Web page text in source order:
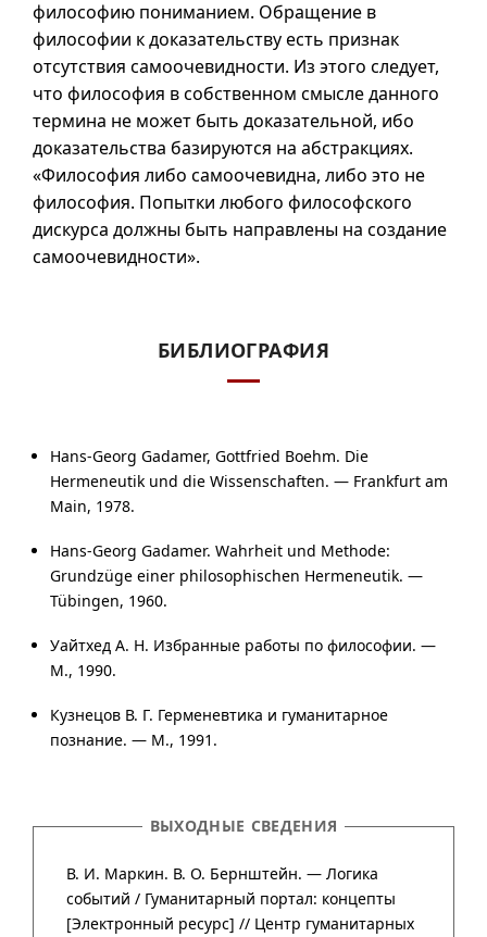
философию пониманием. Обращение в
философии к доказательству есть признак
отсутствия самоочевидности. Из этого следует,
что философия в собственном смысле данного
термина не может быть доказательной, ибо
доказательства базируются на абстракциях.
«Философия либо самоочевидна, либо это не
философия. Попытки любого философского
дискурса должны быть направлены на создание
самоочевидности».
БИБЛИОГРАФИЯ
Hans-Georg Gadamer, Gottfried Boehm. Die
Hermeneutik und die Wissenschaften. — Frankfurt am
Main, 1978.
Hans-Georg Gadamer. Wahrheit und Methode:
Grundzüge einer philosophischen Hermeneutik. —
Tübingen, 1960.
Уайтхед А. Н. Избранные работы по философии. —
М., 1990.
Кузнецов В. Г. Герменевтика и гуманитарное
познание. — М., 1991.
ВЫХОДНЫЕ СВЕДЕНИЯ
В. И. Маркин. В. О. Бернштейн. — Логика
событий / Гума­нитар­ный портал: концепты
[Элект­рон­ный ресурс] // Центр гума­нитар­ных